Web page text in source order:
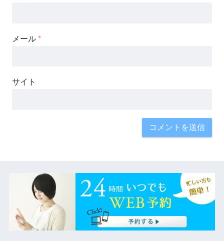
メール *
サイト